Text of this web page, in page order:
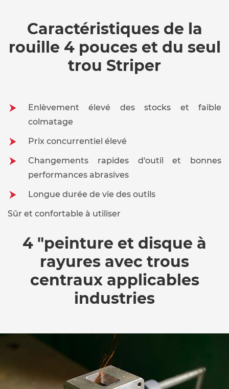
Caractéristiques de la
rouille 4 pouces et du seul
trou Striper
Enlèvement élevé des stocks et faible
colmatage
Prix concurrentiel élevé
Changements rapides d'outil et bonnes
performances abrasives
Longue durée de vie des outils
Sûr et confortable à utiliser
4 "peinture et disque à
rayures avec trous
centraux applicables
industries